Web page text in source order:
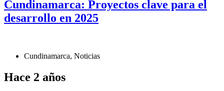
Cundinamarca: Proyectos clave para el
desarrollo en 2025
Cundinamarca, Noticias
Hace 2 años